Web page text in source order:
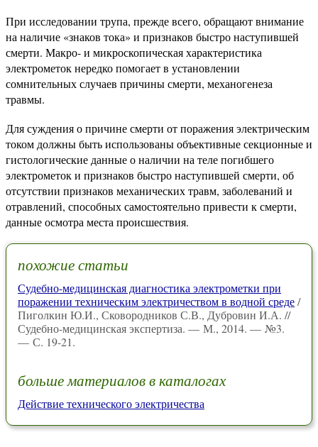
При исследовании трупа, прежде всего, обращают внимание
на наличие «знаков тока» и признаков быстро наступившей
смерти. Макро- и микроскопическая характеристика
электрометок нередко помогает в установлении
сомнительных случаев причины смерти, механогенеза
травмы.
Для суждения о причине смерти от поражения электрическим
током должны быть использованы объективные секционные и
гистологические данные о наличии на теле погибшего
электрометок и признаков быстро наступившей смерти, об
отсутствии признаков механических травм, заболеваний и
отравлений, способных самостоятельно привести к смерти,
данные осмотра места происшествия.
похожие статьи
Судебно-медицинская диагностика электрометки при
поражении техническим электричеством в водной среде/
Пиголкин Ю.И., Сковородников С.В., Дубровин И.А. //
Судебно-медицинская экспертиза. — М., 2014. — №3.
— С. 19-21.
больше материалов в каталогах
Действие технического электричества